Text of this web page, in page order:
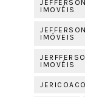
IMOVÉIS
IMÓVEIS
IMOVÉIS